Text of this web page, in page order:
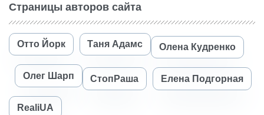
Страницы авторов сайта
Отто Йорк Таня Адамс Олена Кудренко
Олег Шарп СтопРаша Елена Подгорная
RealiUA